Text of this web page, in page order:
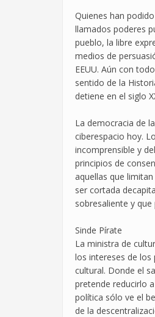
Quienes han
llamados poderes
pueblo, la libre
medios de
EEUU. Aún con
sentido de la
detiene en el siglo
La democracia de
ciberespacio hoy.
incomprensible y
principios de
aquellas que
ser cortada
sobresaliente y
Sinde Pírate
La ministra de
los intereses de los
cultural. Donde el
pretende reducirlo
política sólo ve el
de la